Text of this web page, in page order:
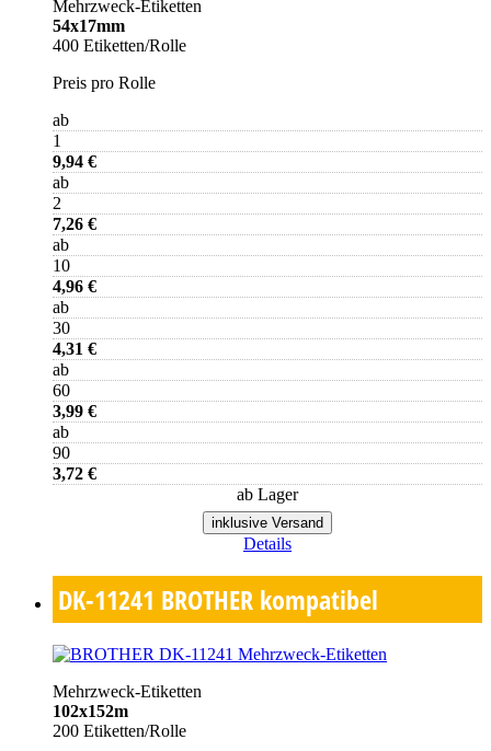
Mehrzweck-Etiketten
54x17mm
400 Etiketten/Rolle
Preis pro Rolle
ab
1
9,94 €
ab
2
7,26 €
ab
10
4,96 €
ab
30
4,31 €
ab
60
3,99 €
ab
90
3,72 €
ab Lager
inklusive Versand
Details
DK-11241 BROTHER kompatibel
Mehrzweck-Etiketten
102x152m
200 Etiketten/Rolle